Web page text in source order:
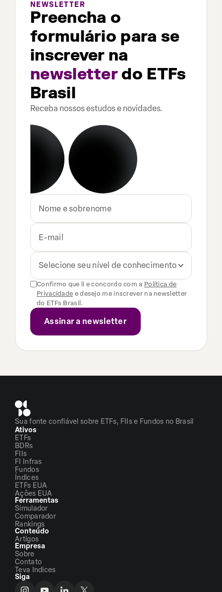
NEWSLETTER
Preencha o
formulário para se
inscrever na
newsletterdo ETFs
Brasil
Receba nossos estudos e novidades.
Selecione seu nível de conhecimento
Confirmo que li e concordo com a Política de
Privacidade e desejo me inscrever na newsletter
do ETFs Brasil.
Sua fonte confiável sobre ETFs, FIIs e Fundos no Brasil
Ativos
ETFs
BDRs
FIIs
FI Infras
Fundos
Índices
ETFs EUA
Ações EUA
Ferramentas
Simulador
Comparador
Rankings
Conteúdo
Artigos
Empresa
Sobre
Contato
Teva Indices
Siga